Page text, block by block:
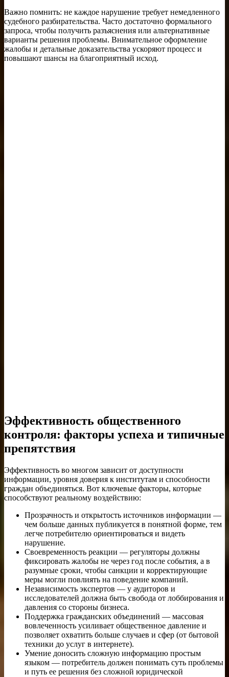
Важно помнить: не каждое нарушение требует немедленного
судебного разбирательства. Часто достаточно формального
запроса, чтобы получить разъяснения или альтернативные
варианты решения проблемы. Внимательное оформление
жалобы и детальные доказательства ускоряют процесс и
повышают шансы на благоприятный исход.
Эффективность общественного
контроля: факторы успеха и типичные
препятствия
Эффективность во многом зависит от доступности
информации, уровня доверия к институтам и способности
граждан объединяться. Вот ключевые факторы, которые
способствуют реальному воздействию:
Прозрачность и открытость источников информации —
чем больше данных публикуется в понятной форме, тем
легче потребителю ориентироваться и видеть
нарушение.
Своевременность реакции — регуляторы должны
фиксировать жалобы не через год после события, а в
разумные сроки, чтобы санкции и корректирующие
меры могли повлиять на поведение компаний.
Независимость экспертов — у аудиторов и
исследователей должна быть свобода от лоббирования и
давления со стороны бизнеса.
Поддержка гражданских объединений — массовая
вовлеченность усиливает общественное давление и
позволяет охватить больше случаев и сфер (от бытовой
техники до услуг в интернете).
Умение доносить сложную информацию простым
языком — потребитель должен понимать суть проблемы
и путь ее решения без сложной юридической